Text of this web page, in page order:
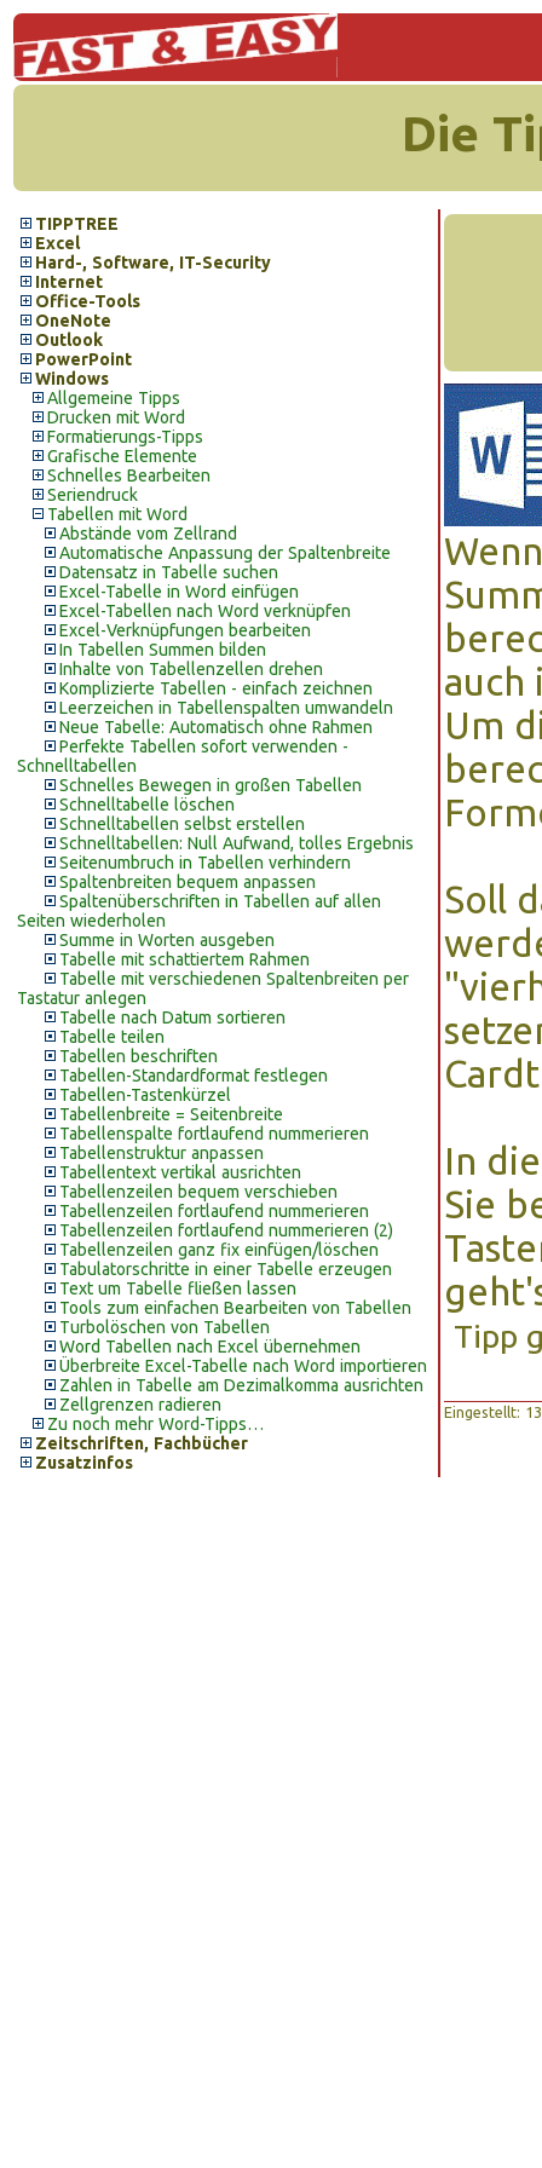
Die
TIPPTREE
Excel
Hard-, Software, IT-Security
Internet
Office-Tools
OneNote
Outlook
PowerPoint
Windows
Allgemeine Tipps
Drucken mit Word
Formatierungs-Tipps
Grafische Elemente
Schnelles Bearbeiten
Seriendruck
Tabellen mit Word
Abstände vom Zellrand
Automatische Anpassung der Spaltenbreite
Datensatz in Tabelle suchen
Excel-Tabelle in Word einfügen
Excel-Tabellen nach Word verknüpfen
Excel-Verknüpfungen bearbeiten
In Tabellen Summen bilden
Inhalte von Tabellenzellen drehen
Komplizierte Tabellen - einfach zeichnen
Leerzeichen in Tabellenspalten umwandeln
Neue Tabelle: Automatisch ohne Rahmen
Perfekte Tabellen sofort verwenden -
Schnelltabellen
Schnelles Bewegen in großen Tabellen
Schnelltabelle löschen
Schnelltabellen selbst erstellen
Schnelltabellen: Null Aufwand, tolles Ergebnis
Seitenumbruch in Tabellen verhindern
Spaltenbreiten bequem anpassen
Spaltenüberschriften in Tabellen auf allen
Seiten wiederholen
Summe in Worten ausgeben
Tabelle mit schattiertem Rahmen
Tabelle mit verschiedenen Spaltenbreiten per
Tastatur anlegen
Tabelle nach Datum sortieren
Tabelle teilen
Tabellen beschriften
Tabellen-Standardformat festlegen
Tabellen-Tastenkürzel
Tabellenbreite = Seitenbreite
Tabellenspalte fortlaufend nummerieren
Tabellenstruktur anpassen
Tabellentext vertikal ausrichten
Tabellenzeilen bequem verschieben
Tabellenzeilen fortlaufend nummerieren
Tabellenzeilen fortlaufend nummerieren (2)
Tabellenzeilen ganz fix einfügen/löschen
Tabulatorschritte in einer Tabelle erzeugen
Text um Tabelle fließen lassen
Tools zum einfachen Bearbeiten von Tabellen
Turbolöschen von Tabellen
Word Tabellen nach Excel übernehmen
Überbreite Excel-Tabelle nach Word importieren
Zahlen in Tabelle am Dezimalkomma ausrichten
Zellgrenzen radieren
Zu noch mehr Word-Tipps…
Zeitschriften, Fachbücher
Zusatzinfos
auch
Um
Soll
In
Sie
Tipp
Eingestellt: